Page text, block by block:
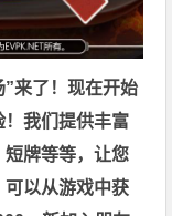
”来了！现在开始
！我们提供丰富
短牌等等，让您
可以从游戏中获